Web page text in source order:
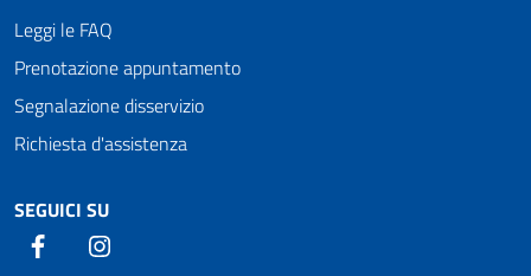
Leggi le FAQ
Prenotazione appuntamento
Segnalazione disservizio
Richiesta d'assistenza
SEGUICI SU
Facebook